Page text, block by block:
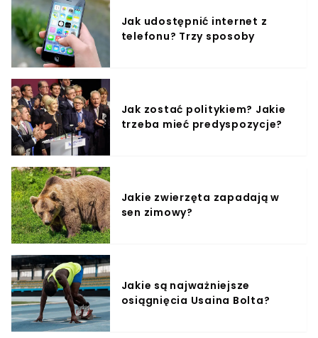
Jak udostępnić internet z
telefonu? Trzy sposoby
Jak zostać politykiem? Jakie
trzeba mieć predyspozycje?
Jakie zwierzęta zapadają w
sen zimowy?
Jakie są najważniejsze
osiągnięcia Usaina Bolta?